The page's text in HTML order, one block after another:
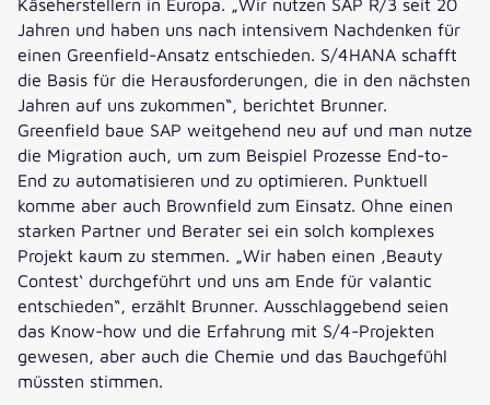
Jahren und haben uns nach intensivem Nachdenken für
einen Greenfield-Ansatz entschieden. S/4HANA schafft
die Basis für die Herausforderungen, die in den nächsten
Jahren auf uns zukommen“, berichtet Brunner.
Greenfield baue SAP weitgehend neu auf und man nutze
die Migration auch, um zum Beispiel Prozesse End-to-
End zu automatisieren und zu optimieren. Punktuell
komme aber auch Brownfield zum Einsatz. Ohne einen
starken Partner und Berater sei ein solch komplexes
Projekt kaum zu stemmen. „Wir haben einen ‚Beauty
Contest‘ durchgeführt und uns am Ende für valantic
entschieden“, erzählt Brunner. Ausschlaggebend seien
das Know-how und die Erfahrung mit S/4-Projekten
gewesen, aber auch die Chemie und das Bauchgefühl
müssten stimmen.